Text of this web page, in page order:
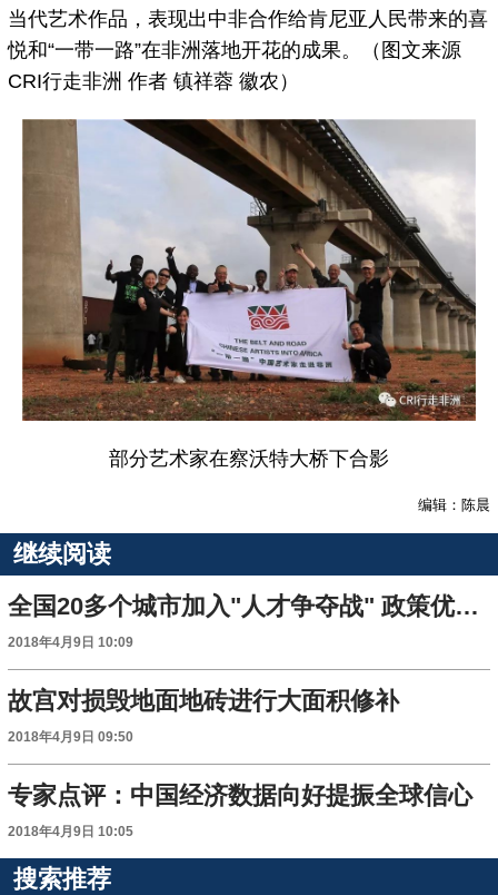
当代艺术作品，表现出中非合作给肯尼亚人民带来的喜
悦和“一带一路”在非洲落地开花的成果。（图文来源
CRI行走非洲 作者 镇祥蓉 徽农）
部分艺术家在察沃特大桥下合影
编辑：陈晨
继续阅读
全国20多个城市加入"人才争夺战" 政策优惠有这些
2018年4月9日 10:09
故宫对损毁地面地砖进行大面积修补
2018年4月9日 09:50
专家点评：中国经济数据向好提振全球信心
2018年4月9日 10:05
搜索推荐